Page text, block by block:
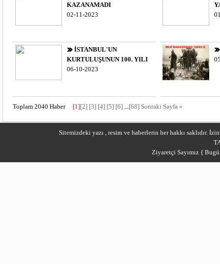
KAZANAMADI
02-11-2023
İSTANBUL'UN
KURTULUŞUNUN 100. YILI
06-10-2023
Toplam 2040 Haber [1][2] [3] [4] [5] [6] ...[68] Sonraki Sayfa »
Sitemizdeki yazı , resim ve haberlerin her hakkı saklıdır.
Ziyaretçi Sayımız {